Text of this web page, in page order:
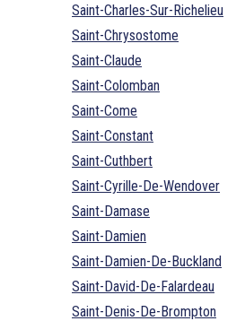
Saint-Charles-Sur-Richelieu
Saint-Chrysostome
Saint-Claude
Saint-Colomban
Saint-Come
Saint-Constant
Saint-Cuthbert
Saint-Cyrille-De-Wendover
Saint-Damase
Saint-Damien
Saint-Damien-De-Buckland
Saint-David-De-Falardeau
Saint-Denis-De-Brompton